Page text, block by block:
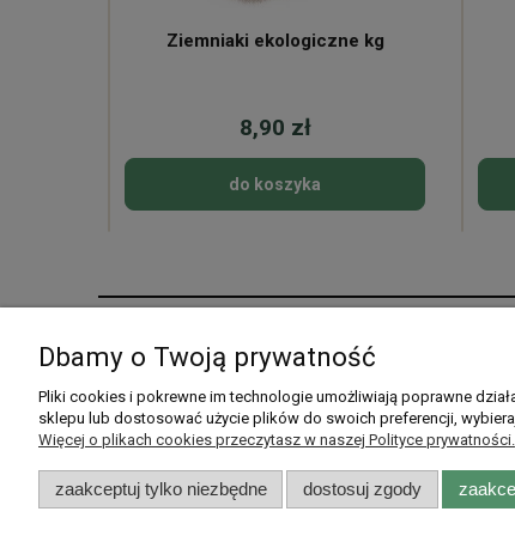
Ziemniaki ekologiczne kg
8,90 zł
do koszyka
Pomoc
Pytania i odpowiedzi
Listy zakupowe
Twoje zamówienia
Ustawienia konta
Przechowalnia
Dbamy o Twoją prywatność
Pliki cookies i pokrewne im technologie umożliwiają poprawne
sklepu lub dostosować użycie plików do swoich preferencji,
Więcej o plikach cookies przeczytasz w naszej Polityce prywatności.
zaakceptuj tylko niezbędne dostosuj zgody